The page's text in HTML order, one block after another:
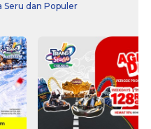
Seru dan Populer